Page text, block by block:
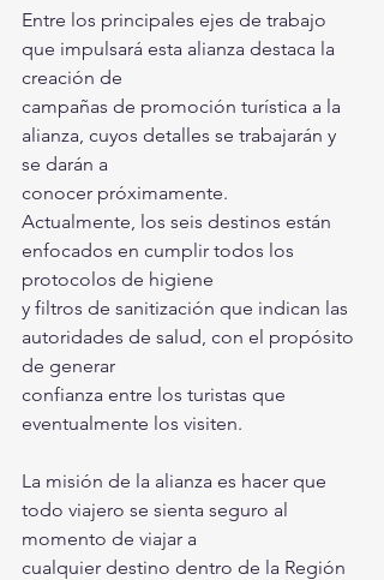
Entre los principales ejes de trabajo
que impulsará esta alianza destaca la
creación de
campañas de promoción turística a la
alianza, cuyos detalles se trabajarán y
se darán a
conocer próximamente.
Actualmente, los seis destinos están
enfocados en cumplir todos los
protocolos de higiene
y filtros de sanitización que indican las
autoridades de salud, con el propósito
de generar
confianza entre los turistas que
eventualmente los visiten.
La misión de la alianza es hacer que
todo viajero se sienta seguro al
momento de viajar a
cualquier destino dentro de la Región